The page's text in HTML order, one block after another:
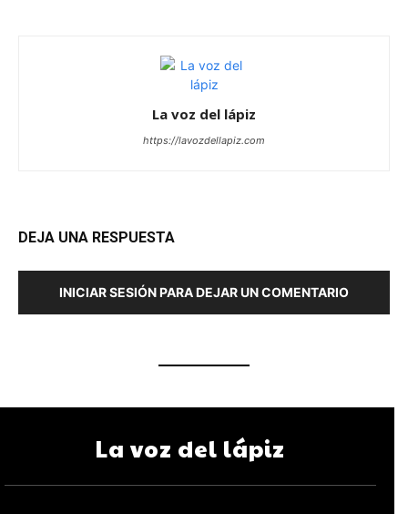
La voz del lápiz
https://lavozdellapiz.com
DEJA UNA RESPUESTA
INICIAR SESIÓN PARA DEJAR UN COMENTARIO
La voz del lápiz